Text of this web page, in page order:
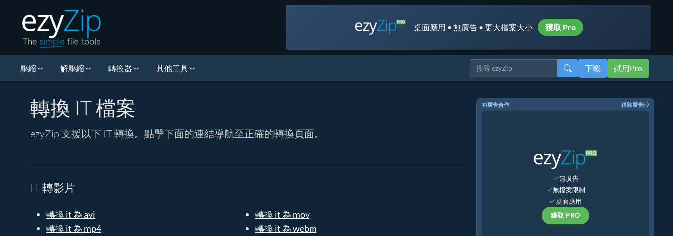
桌面應用 • 無廣告 • 更大檔案大小 獲取 Pro
壓縮 解壓縮 轉換器 其他工具 下載 試用Pro
轉換 IT 檔案
ezyZip 支援以下 IT 轉換。點擊下面的連結導航至正確的轉換頁面。
IT 轉影片
轉換 it 為 avi
轉換 it 為 mov
轉換 it 為 mp4
轉換 it 為 webm
廣告合作 移除廣告
無廣告
無檔案限制
桌面應用
獲取 PRO